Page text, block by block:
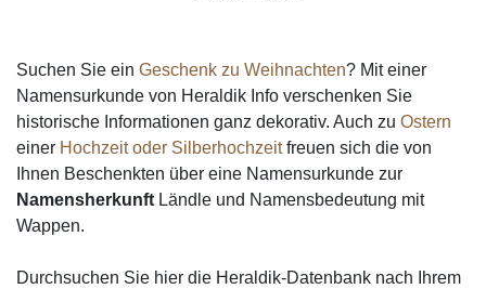
Suchen Sie ein Geschenk zu Weihnachten? Mit einer
Namensurkunde von Heraldik Info verschenken Sie
historische Informationen ganz dekorativ. Auch zu Ostern
einer Hochzeit oder Silberhochzeitfreuen sich die von
Ihnen Beschenkten über eine Namensurkunde zur
Namensherkunft Ländle und Namensbedeutung mit
Wappen.
Durchsuchen Sie hier die Heraldik-Datenbank nach Ihrem